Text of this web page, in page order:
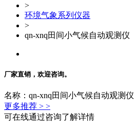
>
环境气象系列仪器
>
qn-xnq田间小气候自动观测仪
厂家直销，欢迎咨询。
名称：qn-xnq田间小气候自动观测仪
更多推荐 > >
可在线通过咨询了解详情